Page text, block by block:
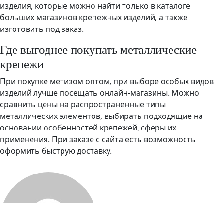
изделия, которые можно найти только в каталоге
больших магазинов крепежных изделий, а также
изготовить под заказ.
Где выгоднее покупать металлические
крепежи
При покупке метизом оптом, при выборе особых видов
изделий лучше посещать онлайн-магазины. Можно
сравнить цены на распространенные типы
металлических элементов, выбирать подходящие на
основании особенностей крепежей, сферы их
применения. При заказе с сайта есть возможность
оформить быструю доставку.